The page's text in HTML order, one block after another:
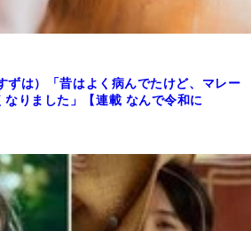
ずは）「昔はよく病んでたけど、マレー
なりました」【連載 なんで令和に